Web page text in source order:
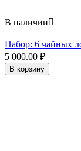
В наличии
Набор: 6 чайных
5 000.00 ₽
В корзину